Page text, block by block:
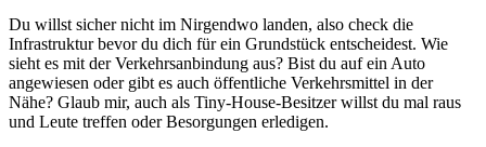
Du willst sicher nicht im Nirgendwo landen, also check die
Infrastruktur bevor du dich für ein Grundstück entscheidest. Wie
sieht es mit der Verkehrsanbindung aus? Bist du auf ein Auto
angewiesen oder gibt es auch öffentliche Verkehrsmittel in der
Nähe? Glaub mir, auch als Tiny-House-Besitzer willst du mal raus
und Leute treffen oder Besorgungen erledigen.